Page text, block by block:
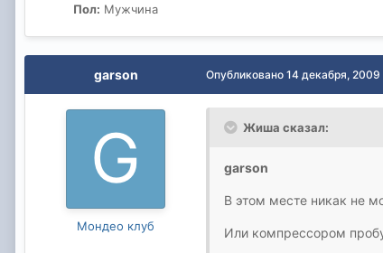
Пол: Мужчина
garson
Мондео клуб
Опубликовано 14 декабря, 2009
Жиша сказал:
garson
В этом месте никак не
Или компрессором